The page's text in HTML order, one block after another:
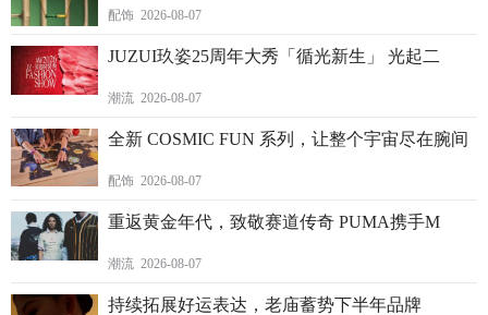
配饰 2026-08-07
JUZUI玖姿25周年大秀「循光新生」 光起二
潮流 2026-08-07
全新 COSMIC FUN 系列，让整个宇宙尽在腕间
配饰 2026-08-07
重返黄金年代，致敬赛道传奇 PUMA携手M
潮流 2026-08-07
持续拓展好运表达，老庙蓄势下半年品牌